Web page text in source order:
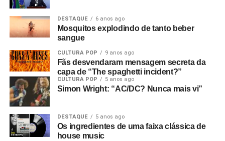
DESTAQUE 6 anos ago
Mosquitos explodindo de tanto beber
sangue
CULTURA POP 9 anos ago
Fãs desvendaram mensagem secreta da
capa de “The spaghetti incident?”
CULTURA POP 5 anos ago
Simon Wright: “AC/DC? Nunca mais vi”
DESTAQUE 5 anos ago
Os ingredientes de uma faixa clássica de
house music